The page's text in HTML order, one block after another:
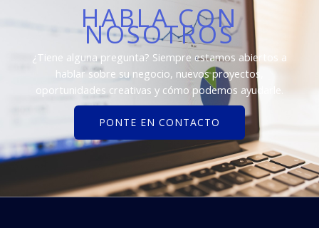
HABLA CON
NOSOTROS
¿Tiene alguna pregunta? Siempre estamos abiertos a
hablar sobre su negocio, nuevos proyectos,
oportunidades creativas y cómo podemos ayudarle.
PONTE EN CONTACTO